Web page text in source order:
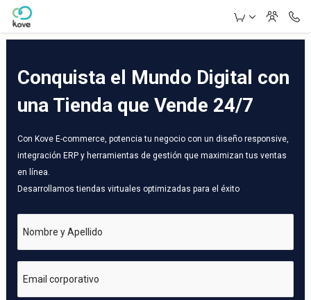
Skip to Main Content
Conquista el Mundo Digital con
una Tienda que Vende 24/7
Con Kove E-commerce, potencia tu negocio con un diseño responsive,
integración ERP y herramientas de gestión que maximizan tus ventas
en línea.
Desarrollamos tiendas virtuales optimizadas para el éxito
Nombre y Apellido
Email corporativo